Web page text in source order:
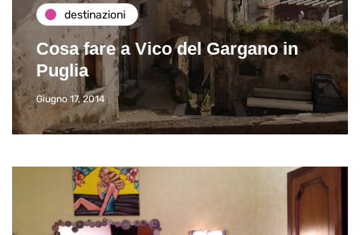
destinazioni
Cosa fare a Vico del Gargano in
Puglia
Giugno 17, 2014